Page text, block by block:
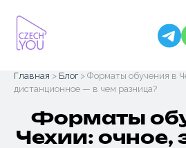
content
Главная > Блог > Форматы обучения в
дистанционное — в чем разница?
Форматы
Чехии: очное,